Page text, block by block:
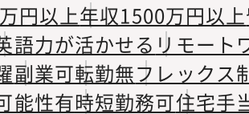
円以上年収1500万円以上
語力が活かせる リモート
副業可転勤無フレックス
能性有時短勤務可住宅手